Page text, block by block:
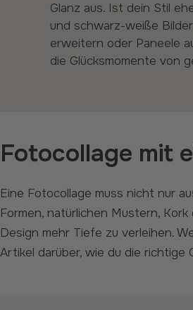
Glanz aus. Ist dein Stil
und schwarz-weiße
erweitern oder Paneele
die Glücksmomente von
Fotocollage mit
Eine Fotocollage muss nicht nur aus Fotos bestehen. Schau dir unsere umfangreiche Bildergalerie an und füge Fliesen mit Farben, geometrischen
Formen, natürlichen Mustern,
Design mehr Tiefe zu verleihen.
Artikel darüber, wie du die